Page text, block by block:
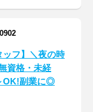
ッフ】＼夜の時
資格・未経
OK!副業に◎